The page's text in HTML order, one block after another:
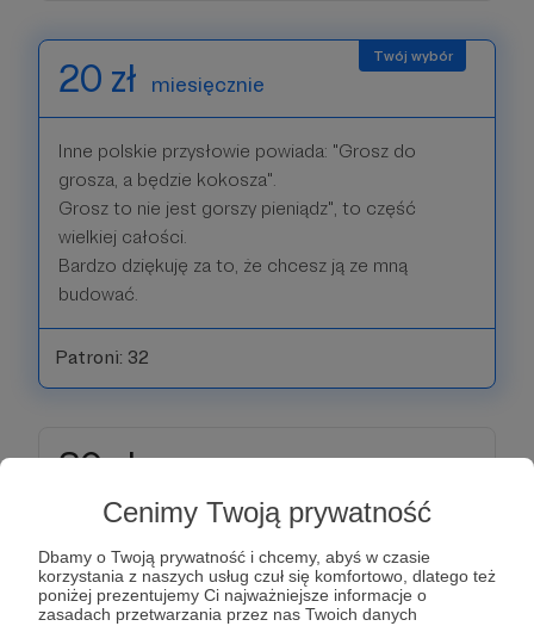
Cenimy Twoją prywatność
Dbamy o Twoją prywatność i chcemy, abyś w czasie
korzystania z naszych usług czuł się komfortowo, dlatego też
poniżej prezentujemy Ci najważniejsze informacje o
zasadach przetwarzania przez nas Twoich danych
20 zł miesięcznie
Inne polskie przysłowie powiada: "Grosz do
grosza, a będzie kokosza".
Grosz to nie jest gorszy pieniądz", to część
wielkiej całości.
Bardzo dziękuję za to, że chcesz ją ze mną
budować.
Patroni: 32
30 zł
to zjeść całkiem dobry obiad lub pójść do kina na
dobry film.